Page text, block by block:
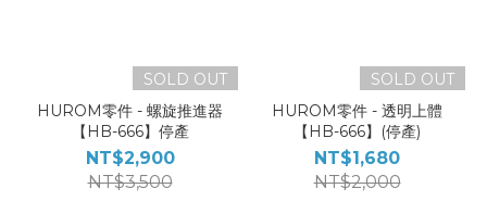
SOLD OUT
HUROM零件 - 螺旋推進器
【HB-666】停產
NT$2,900
NT$3,500
SOLD OUT
HUROM零件 - 透明上體
【HB-666】(停產)
NT$1,680
NT$2,000